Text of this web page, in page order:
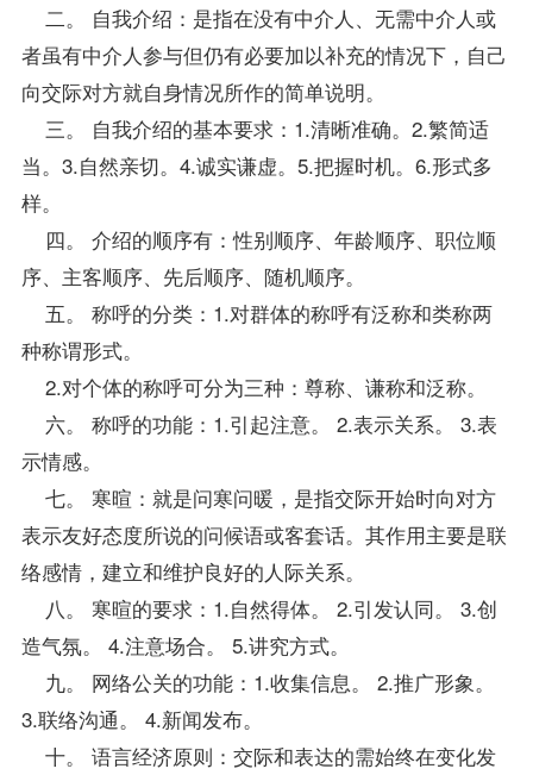
二。 自我介绍：是指在没有中介人、无需中介人或
者虽有中介人参与但仍有必要加以补充的情况下，自己
向交际对方就自身情况所作的简单说明。
三。 自我介绍的基本要求：1.清晰准确。2.繁简适
当。3.自然亲切。4.诚实谦虚。5.把握时机。6.形式多
样。
四。 介绍的顺序有：性别顺序、年龄顺序、职位顺
序、主客顺序、先后顺序、随机顺序。
五。 称呼的分类：1.对群体的称呼有泛称和类称两
种称谓形式。
2.对个体的称呼可分为三种：尊称、谦称和泛称。
六。 称呼的功能：1.引起注意。 2.表示关系。 3.表
示情感。
七。 寒暄：就是问寒问暖，是指交际开始时向对方
表示友好态度所说的问候语或客套话。其作用主要是联
络感情，建立和维护良好的人际关系。
八。 寒暄的要求：1.自然得体。 2.引发认同。 3.创
造气氛。 4.注意场合。 5.讲究方式。
九。 网络公关的功能：1.收集信息。 2.推广形象。
3.联络沟通。 4.新闻发布。
十。 语言经济原则：交际和表达的需始终在变化发